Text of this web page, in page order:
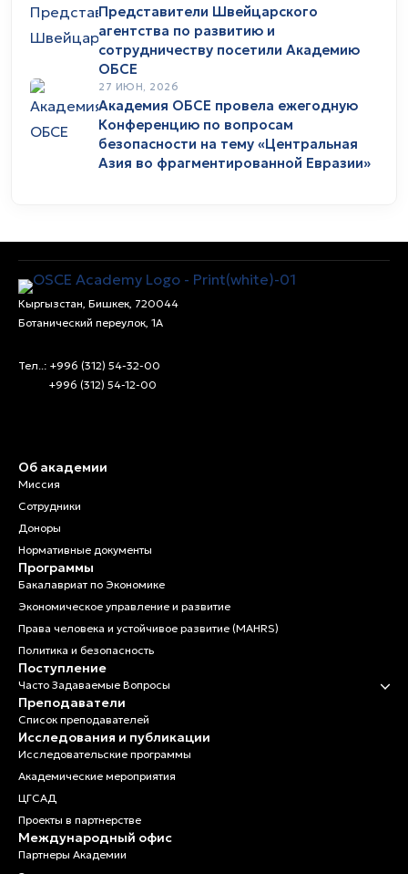
Представители Швейцарского
агентства по развитию и
сотрудничеству посетили Академию
ОБСЕ
27 ИЮН, 2026
Академия ОБСЕ провела ежегодную
Конференцию по вопросам
безопасности на тему «Центральная
Азия во фрагментированной Евразии»
Кыргызстан, Бишкек, 720044
Ботанический переулок, 1А
Тел..: +996 (312) 54-32-00
+996 (312) 54-12-00
Об академии
Миссия
Сотрудники
Доноры
Нормативные документы
Программы
Бакалавриат по Экономике
Экономическое управление и развитие
Права человека и устойчивое развитие (MAHRS)
Политика и безопасность
Поступление
Часто Задаваемые Вопросы
Преподаватели
Список преподавателей
Исследования и публикации
Исследовательские программы
Академические мероприятия
ЦГСАД
Проекты в партнерстве
Международный офис
Партнеры Академии